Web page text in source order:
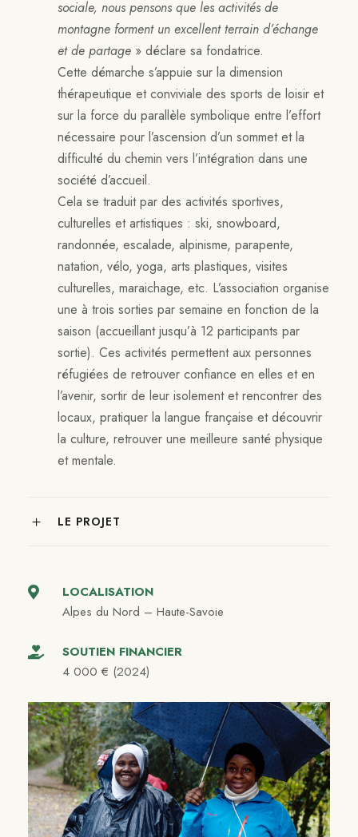
sociale, nous pensons que les activités de
montagne forment un excellent terrain d’échange
et de partage » déclare sa fondatrice.
Cette démarche s’appuie sur la dimension
thérapeutique et conviviale des sports de loisir et
sur la force du parallèle symbolique entre l’effort
nécessaire pour l’ascension d’un sommet et la
difficulté du chemin vers l’intégration dans une
société d’accueil.
Cela se traduit par des activités sportives,
culturelles et artistiques : ski, snowboard,
randonnée, escalade, alpinisme, parapente,
natation, vélo, yoga, arts plastiques, visites
culturelles, maraichage, etc. L’association organise
une à trois sorties par semaine en fonction de la
saison (accueillant jusqu’à 12 participants par
sortie). Ces activités permettent aux personnes
réfugiées de retrouver confiance en elles et en
l’avenir, sortir de leur isolement et rencontrer des
locaux, pratiquer la langue française et découvrir
la culture, retrouver une meilleure santé physique
et mentale.
LE PROJET
LOCALISATION
Alpes du Nord – Haute-Savoie
SOUTIEN FINANCIER
4 000 € (2024)